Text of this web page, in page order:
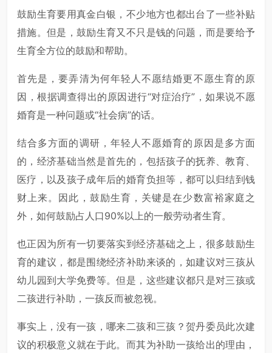
鼓励生育要用真金白银，不少地方也都出台了一些补贴
措施。但是，鼓励生育又不只是钱的问题，而是要给予
生育全方位的鼓励和帮助。
首先是，要弄清为何年轻人不愿结婚更不愿生育的原
因，根据调查得出的原因进行“对症治疗”，如果说不愿
婚育是一种问题或“社会病”的话。
结合多方面的调研，年轻人不愿婚育的原因是多方面
的，经济基础当然是首先的，包括孩子的抚养、教育、
医疗，以及孩子成年后的婚育负担等，都可以归结到钱
财上来。因此，鼓励生育，关键是在少数富裕家庭之
外，如何鼓励占人口90%以上的一般劳动者生育。
也正因为所有一切要落实到经济基础之上，很多鼓励生
育的建议，都是围绕经济补助来谈的，如建议对三孩从
幼儿园到大学免费等。但是，这些建议都只是对三孩或
二孩进行补助，一孩反而被忽视。
事实上，没有一孩，哪来二孩和三孩？贺丹委员此次建
议的积极意义就在于此。而其为补助一孩给出的理由，